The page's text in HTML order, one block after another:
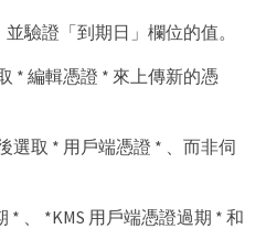
驗證「到期日」欄位的值。
* 編輯憑證 * 來上傳新的憑
選取 * 用戶端憑證 * 、而非伺
* 、 *KMS 用戶端憑證過期 * 和